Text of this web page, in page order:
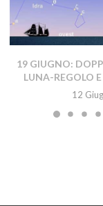
19 GIUGNO:
LUNA-REGOLO E
12